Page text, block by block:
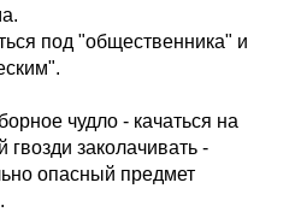
под "общественника" и
чудло - качаться на
гвозди заколачивать -
опасный предмет